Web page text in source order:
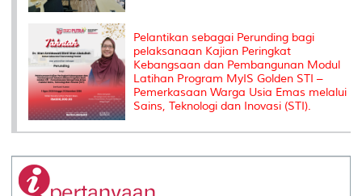
Pelantikan sebagai Perunding bagi
pelaksanaan Kajian Peringkat
Kebangsaan dan Pembangunan Modul
Latihan Program MyIS Golden STI –
Pemerkasaan Warga Usia Emas melalui
Sains, Teknologi dan Inovasi (STI).